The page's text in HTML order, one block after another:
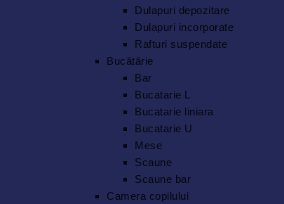
Dulapuri depozitare
Dulapuri incorporate
Rafturi suspendate
Bucătărie
Bar
Bucatarie L
Bucatarie liniara
Bucatarie U
Mese
Scaune
Scaune bar
Camera copilului